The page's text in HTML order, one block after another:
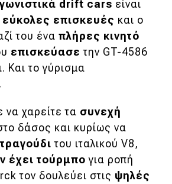
drift cars είναι
εύκολες επισκευές και ο
του ένα πλήρες κινητό
επισκεύασε την GT-4586
Και το γύρισμα
να χαρείτε τα συνεχή
δάσος και κυρίως να
του ιταλικού V8,
έχει τούρμπο για ροπή
τον δουλεύει στις ψηλές